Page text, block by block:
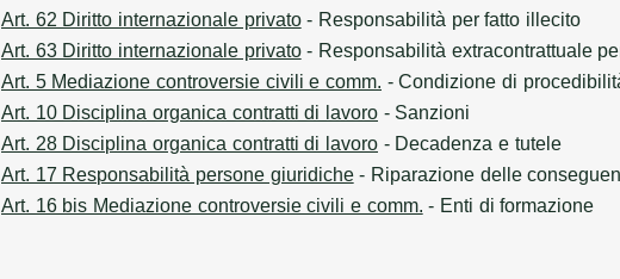
Art. 62 Diritto internazionale privato- Responsabilità per fatto illecito
Art. 63 Diritto internazionale privato- Responsabilità extracontrattuale
Art. 5 Mediazione controversie civili e comm. - Condizione di
Art. 10 Disciplina organica contratti di lavoro - Sanzioni
Art. 28 Disciplina organica contratti di lavoro - Decadenza e tutele
Art. 17 Responsabilità persone giuridiche- Riparazione delle
Art. 16 bis Mediazione controversie civili e comm. - Enti di formazione